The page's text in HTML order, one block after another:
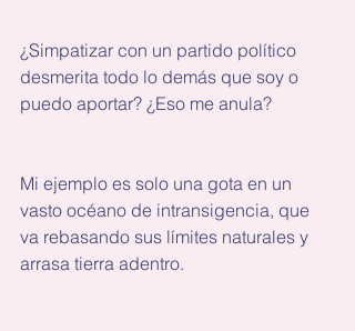
¿Simpatizar con un partido político
desmerita todo lo demás que soy o
puedo aportar? ¿Eso me anula?
Mi ejemplo es solo una gota en un
vasto océano de intransigencia, que
va rebasando sus límites naturales y
arrasa tierra adentro.